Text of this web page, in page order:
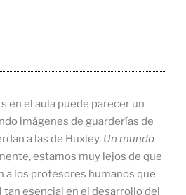
en el aula puede parecer un
imágenes de guarderías de
a las de Huxley. Un mundo
estamos muy lejos de que
a los profesores humanos que
esencial en el desarrollo del